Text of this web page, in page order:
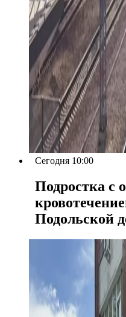
Сегодня 10:00
Подростка с
Подольской